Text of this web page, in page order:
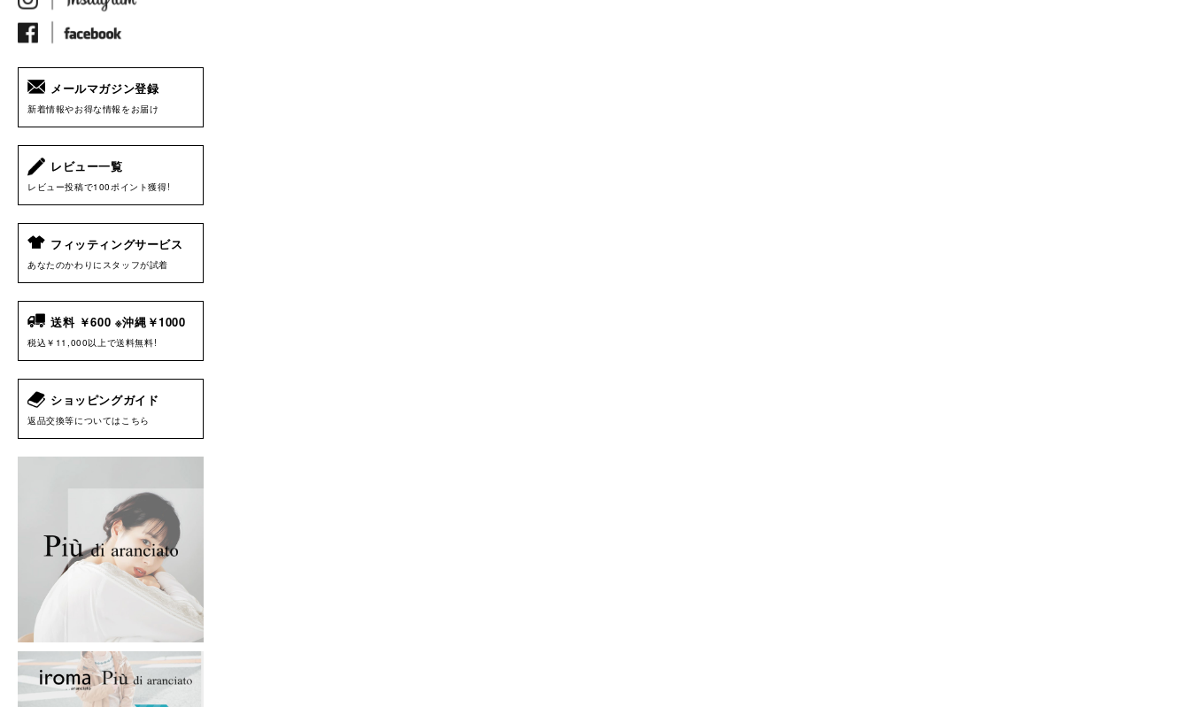
メールマガジン登録
新着情報やお得な情報をお届け
レビュー一覧
レビュー投稿で100ポイント獲得!
フィッティングサービス
あなたのかわりにスタッフが試着
送料 ￥600 ※沖縄￥1000
税込￥11,000以上で送料無料!
ショッピングガイド
返品交換等についてはこちら